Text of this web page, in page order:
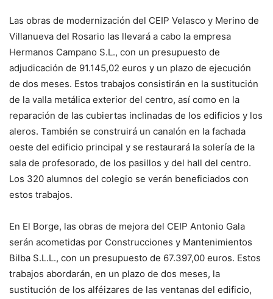
Las obras de modernización del CEIP Velasco y Merino de
Villanueva del Rosario las llevará a cabo la empresa
Hermanos Campano S.L., con un presupuesto de
adjudicación de 91.145,02 euros y un plazo de ejecución
de dos meses. Estos trabajos consistirán en la sustitución
de la valla metálica exterior del centro, así como en la
reparación de las cubiertas inclinadas de los edificios y los
aleros. También se construirá un canalón en la fachada
oeste del edificio principal y se restaurará la solería de la
sala de profesorado, de los pasillos y del hall del centro.
Los 320 alumnos del colegio se verán beneficiados con
estos trabajos.
En El Borge, las obras de mejora del CEIP Antonio Gala
serán acometidas por Construcciones y Mantenimientos
Bilba S.L.L., con un presupuesto de 67.397,00 euros. Estos
trabajos abordarán, en un plazo de dos meses, la
sustitución de los alféizares de las ventanas del edificio,